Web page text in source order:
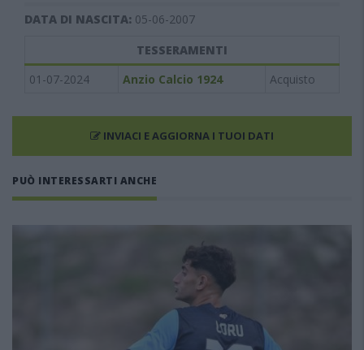
DATA DI NASCITA: 05-06-2007
TESSERAMENTI
01-07-2024
Anzio Calcio 1924 Acquisto
INVIACI E AGGIORNA I TUOI DATI
PUÒ INTERESSARTI ANCHE